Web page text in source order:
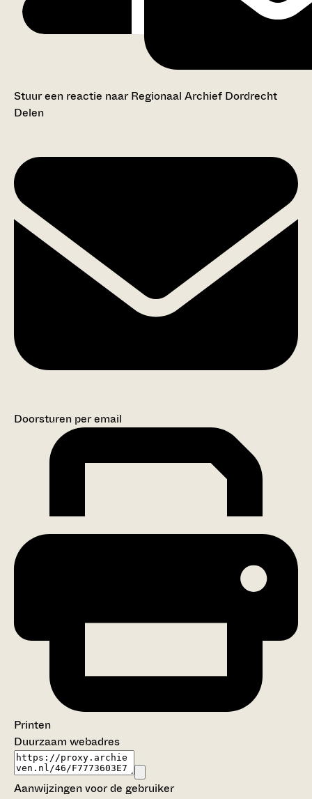
Stuur een reactie naar Regionaal Archief Dordrecht
Delen
Doorsturen per email
Printen
Duurzaam webadres
Aanwijzingen voor de gebruiker